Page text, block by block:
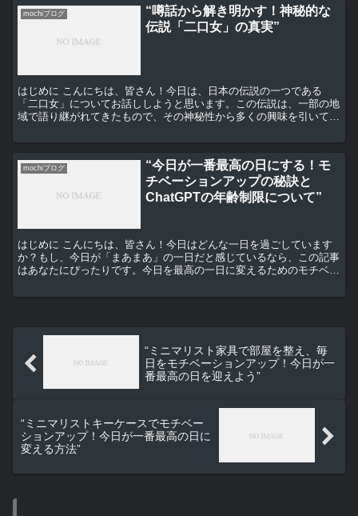
mochiブログ
“噂話から解き明かす！神秘的な
伝説「二口女」の真実”
はじめに こんにちは、皆さん！今日は、日本の伝説の一つである
「二口女」についてお話ししようと思います。この伝説は、一部の地
域で語り継がれてきたもので、その神秘性から多くの興味を引いてい
mochiブログ
“今日が一番最高の日にする！モ
チベーションアップの秘訣と
ChatGPTの年齢制限について”
はじめに こんにちは、皆さん！今日はどんな一日を過ごしています
か？もし、今日が「まあまあ」の一日だと感じているなら、この記事
はあなたにぴったりです。今日を最高の一日に変えるためのモチベー
“ミニマリスト家具で部屋を整え、毎
日をモチベーションアップ！今日が一
番最高の日を迎えよう”
“ミニマリストキーケースでモチベー
ションアップ！今日が一番最高の日に
変える方法”